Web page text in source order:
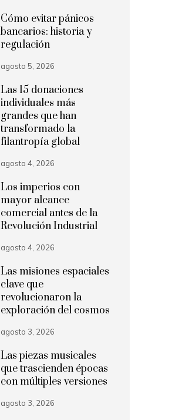
Cómo evitar pánicos
bancarios: historia y
regulación
agosto 5, 2026
Las 15 donaciones
individuales más
grandes que han
transformado la
filantropía global
agosto 4, 2026
Los imperios con
mayor alcance
comercial antes de la
Revolución Industrial
agosto 4, 2026
Las misiones espaciales
clave que
revolucionaron la
exploración del cosmos
agosto 3, 2026
Las piezas musicales
que trascienden épocas
con múltiples versiones
agosto 3, 2026